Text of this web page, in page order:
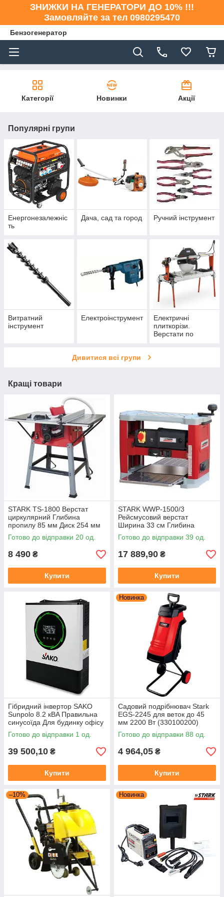
ЗНИЖКИ НА ГЕНЕРАТОРИ ДО 10% !!!
Замовляйте за тел 0980295470
Бензогенератор
Категорії Новинки Акції
Популярні групи
Енергонезалежніс
ть
Дача, сад та город Ручний інструмент
Витратний
інструмент
Електроінструмент
Електричні
плиткорізи.
Верстати по
Дивитися всі групи
Кращі товари
STARK TS-1800 Верстат
циркулярний Глибина
пропилу 85 мм Диск 254 мм
Стіл 940х640 мм
Готово до відправки 20 од.
8 490 ₴
Купити
STARK WWP-1500/3
Рейсмусовий верстат
Ширина 33 см Глибина
стругання 0.8-2.4 мм 3 ножі
1500 Вт (180010020)
Готово до відправки 39 од.
17 889,90 ₴
Купити
Гібридний інвертор SAKO
Sunpolo 8.2 кВA Правильна
синусоїда Для будинку офісу
3 в 1:MPPT INVERTER ON
GRID/OFF GRID/HYBRID
Готово до відправки 1 од.
39 500,10 ₴
Купити
Новинка
Садовий подрібнювач Stark
EGS-2245 для веток до 45
мм 2200 Вт (330100200)
Готово до відправки 88 од.
4 964,05 ₴
Купити
–10% Новинка